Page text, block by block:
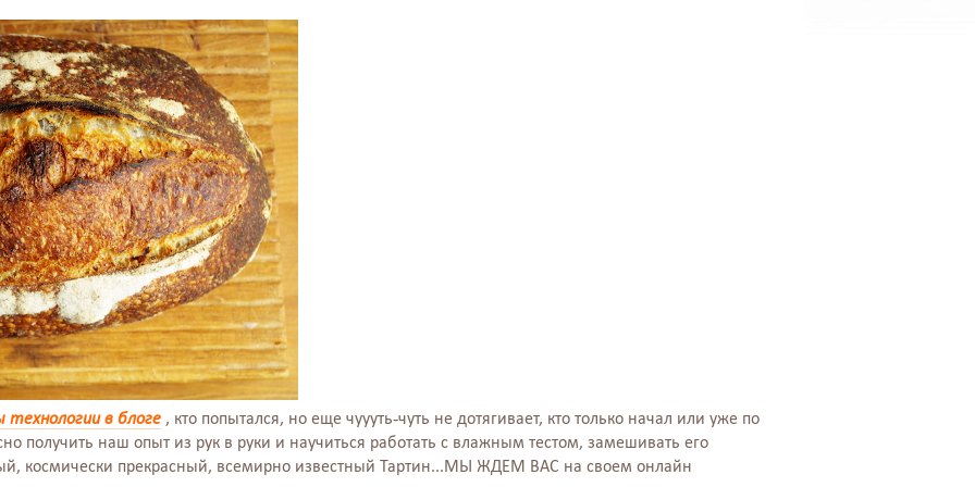
технологии в блоге , кто попытался, но еще чуууть-чуть не дотягивает, кто только начал или уже по
получить наш опыт из рук в руки и научиться работать с влажным тестом, замешивать его
космически прекрасный, всемирно известный Тартин...МЫ ЖДЕМ ВАС на своем онлайн